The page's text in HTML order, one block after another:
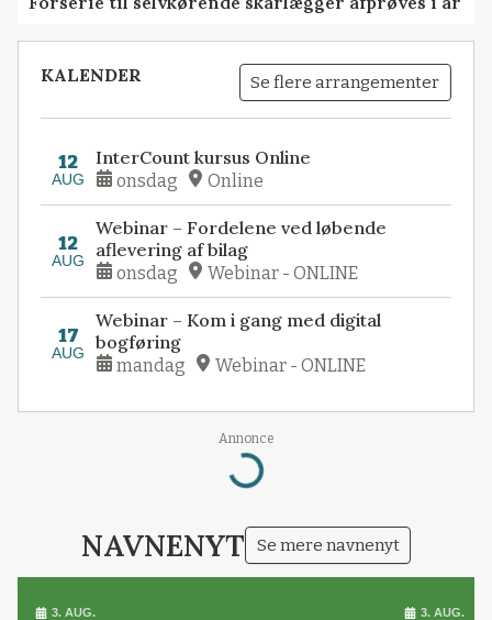
KALENDER Se flere arrangementer
12
AUG
InterCount kursus Online
onsdag Online
12
AUG
Webinar – Fordelene ved løbende
aflevering af bilag
onsdag Webinar - ONLINE
17
AUG
Webinar – Kom i gang med digital
bogføring
mandag Webinar - ONLINE
Annonce
Loading...
NAVNENYT Se mere navnenyt
3. AUG. 3. AUG.